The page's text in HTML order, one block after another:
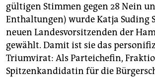
abo
genossenschaft
epaper login
gültigen Stimmen gegen 28 Nein
Enthaltungen) wurde Katja Suding
neuen Landesvorsitzenden der
gewählt. Damit ist sie das
Triumvirat: Als Parteichefin,
Spitzenkandidatin für die